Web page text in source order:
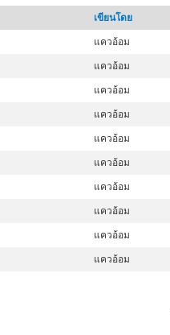
เขียนโดย
แควอ้อม
แควอ้อม
แควอ้อม
แควอ้อม
แควอ้อม
แควอ้อม
แควอ้อม
แควอ้อม
แควอ้อม
แควอ้อม